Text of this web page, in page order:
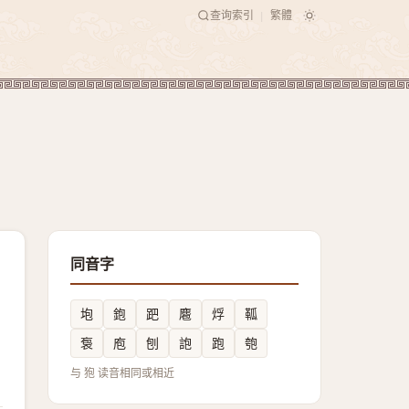
查询索引 繁體
同音字
垉 鉋 跁 麅 烰
䩝
袌
庖 刨 䛌 跑 匏
与 狍 读音相同或相近